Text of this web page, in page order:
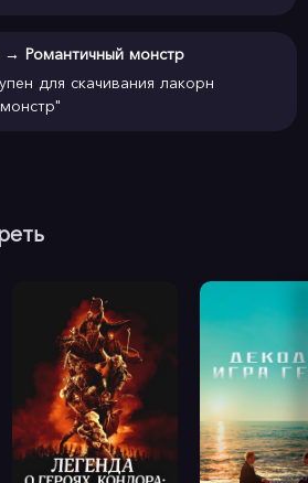
→ Романтичный монстр
для скачивания лакорн